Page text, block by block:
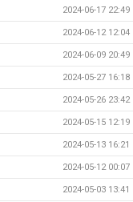
2024-06-17 22:49
2024-06-12 12:04
2024-06-09 20:49
2024-05-27 16:18
2024-05-26 23:42
2024-05-15 12:19
2024-05-13 16:21
2024-05-12 00:07
2024-05-03 13:41